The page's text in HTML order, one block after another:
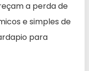
a perda de
e simples de
para